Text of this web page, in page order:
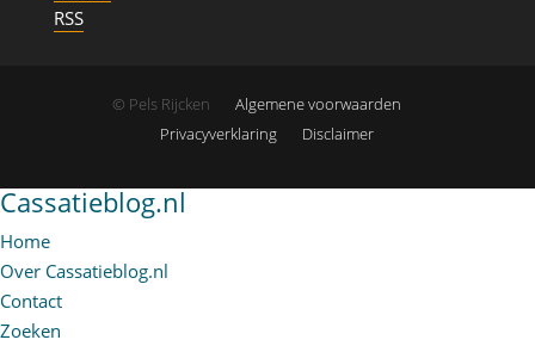
RSS
© Pels Rijcken
Algemene voorwaarden
Privacyverklaring
Disclaimer
Cassatieblog.nl
Home
Over Cassatieblog.nl
Contact
Zoeken